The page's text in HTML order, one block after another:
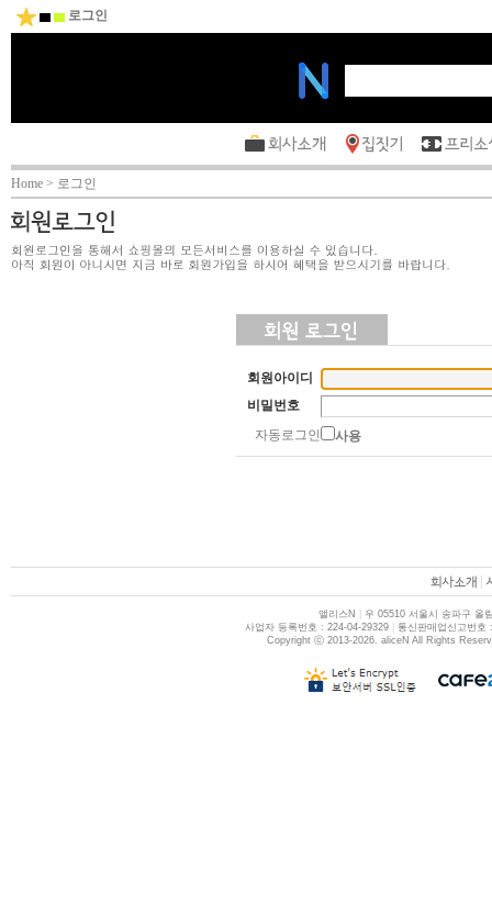
로그인
Home > 로그인
회원아이디
비밀번호
자동로그인
사용
앨리스N
우 05510 서울시 송파구 올
사업자 등록번호 : 224-04-29329
통신판매업신고번호
Copyright ⓒ 2013-2026. aliceN All Rights